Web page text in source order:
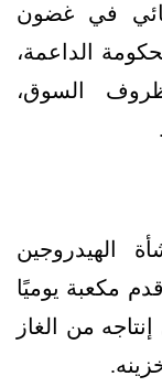
في غضون
الحكومة الداعمة،
السوق،
الهيدروجين
مكعبة يوميًا
من الغاز